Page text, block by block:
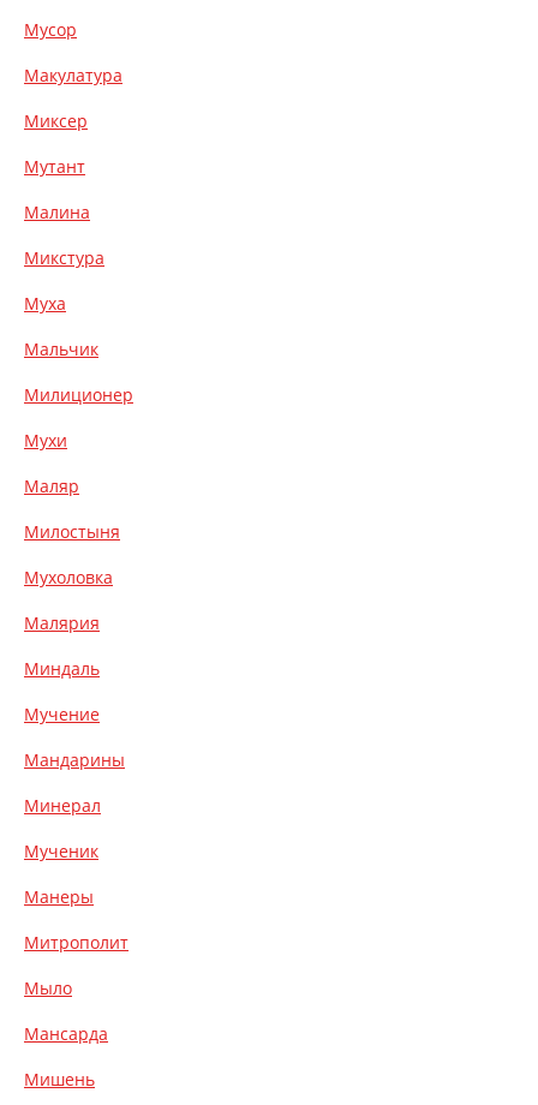
Мусор
Макулатура
Миксер
Мутант
Малина
Микстура
Муха
Мальчик
Милиционер
Мухи
Маляр
Милостыня
Мухоловка
Малярия
Миндаль
Мучение
Мандарины
Минерал
Мученик
Манеры
Митрополит
Мыло
Мансарда
Мишень